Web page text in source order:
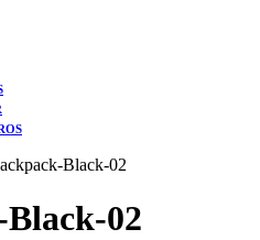
Black-02
02